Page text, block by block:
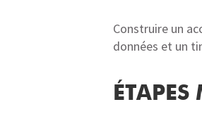
Construire un
données et un